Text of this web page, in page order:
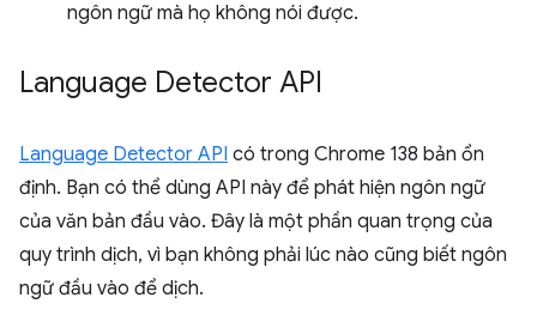
ngôn ngữ mà họ không nói được.
Language Detector API
Language Detector API có trong Chrome 138 bản ổn
định. Bạn có thể dùng API này để phát hiện ngôn ngữ
của văn bản đầu vào. Đây là một phần quan trọng của
quy trình dịch, vì bạn không phải lúc nào cũng biết ngôn
ngữ đầu vào để dịch.